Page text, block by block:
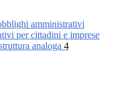
amministrativi
per cittadini e imprese
analoga 4